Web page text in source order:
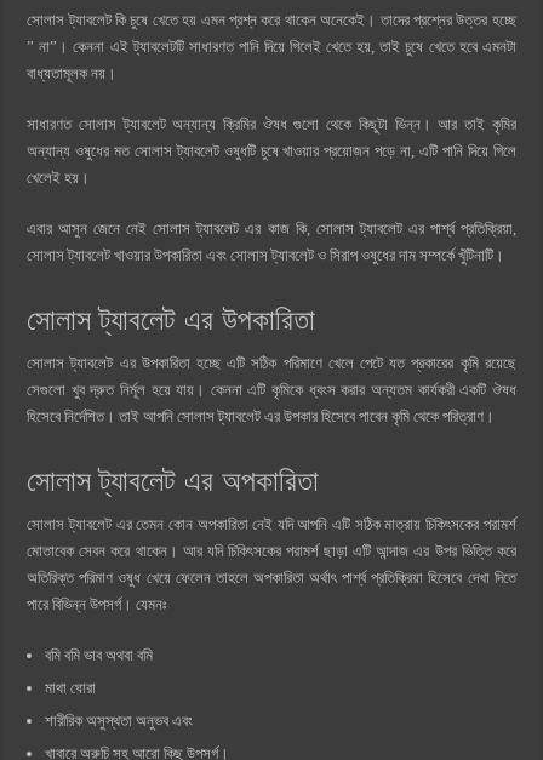
সোলাস ট্যাবলেট কি চুষে খেতে হয় এমন প্রশ্ন করে থাকেন অনেকেই। তাদের প্রশ্নের উত্তর হচ্ছে
” না”। কেননা এই ট্যাবলেটটি সাধারণত পানি দিয়ে গিলেই খেতে হয়, তাই চুষে খেতে হবে এমনটা
বাধ্যতামূলক নয়।
সাধারণত সোলাস ট্যাবলেট অন্যান্য ক্রিমির ঔষধ গুলো থেকে কিছুটা ভিন্ন। আর তাই কৃমির
অন্যান্য ওষুধের মত সোলাস ট্যাবলেট ওষুধটি চুষে খাওয়ার প্রয়োজন পড়ে না, এটি পানি দিয়ে গিলে
খেলেই হয়।
এবার আসুন জেনে নেই সোলাস ট্যাবলেট এর কাজ কি, সোলাস ট্যাবলেট এর পার্শ্ব প্রতিক্রিয়া,
সোলাস ট্যাবলেট খাওয়ার উপকারিতা এবং সোলাস ট্যাবলেট ও সিরাপ ওষুধের দাম সম্পর্কে খুঁটিনাটি।
সোলাস ট্যাবলেট এর উপকারিতা
সোলাস ট্যাবলেট এর উপকারিতা হচ্ছে এটি সঠিক পরিমাণে খেলে পেটে যত প্রকারের কৃমি রয়েছে
সেগুলো খুব দ্রুত নির্মূল হয়ে যায়। কেননা এটি কৃমিকে ধ্বংস করার অন্যতম কার্যকরী একটি ঔষধ
হিসেবে নির্দেশিত। তাই আপনি সোলাস ট্যাবলেট এর উপকার হিসেবে পাবেন কৃমি থেকে পরিত্রাণ।
সোলাস ট্যাবলেট এর অপকারিতা
সোলাস ট্যাবলেট এর তেমন কোন অপকারিতা নেই যদি আপনি এটি সঠিক মাত্রায় চিকিৎসকের পরামর্শ
মোতাবেক সেবন করে থাকেন। আর যদি চিকিৎসকের পরামর্শ ছাড়া এটি আন্দাজ এর উপর ভিত্তি করে
অতিরিক্ত পরিমাণ ওষুধ খেয়ে ফেলেন তাহলে অপকারিতা অর্থাৎ পার্শ্ব প্রতিক্রিয়া হিসেবে দেখা দিতে
পারে বিভিন্ন উপসর্গ। যেমনঃ
বমি বমি ভাব অথবা বমি
মাথা ঘোরা
শারীরিক অসুস্থতা অনুভব এবং
খাবারে অরুচি সহ আরো কিছু উপসর্গ।